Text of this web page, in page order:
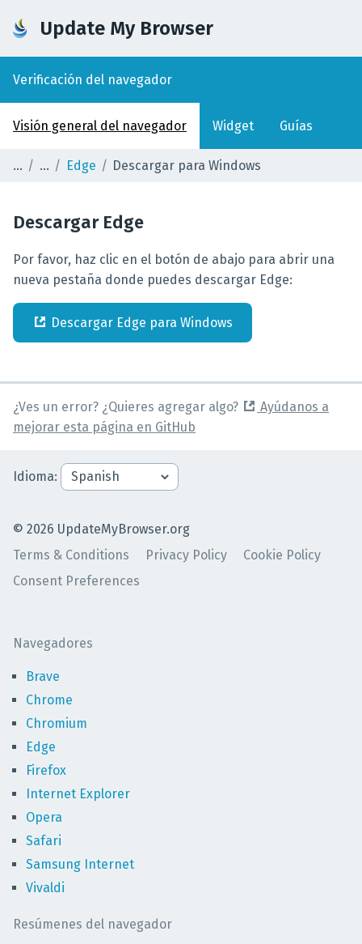
Update My Browser
Verificación del navegador
Visión general del navegador Widget Guías
Edge Descargar para Windows
Descargar Edge
Por favor, haz clic en el botón de abajo para abrir una
nueva pestaña donde puedes descargar Edge:
Descargar Edge para Windows
¿Ves un error? ¿Quieres agregar algo?
Ayúdanos a
mejorar esta página en GitHub
© 2026 UpdateMyBrowser.org
Terms & Conditions
Privacy Policy
Cookie Policy
Consent Preferences
Idioma:
Navegadores
Brave
Chrome
Chromium
Edge
Firefox
Internet Explorer
Opera
Safari
Samsung Internet
Vivaldi
Resúmenes del navegador